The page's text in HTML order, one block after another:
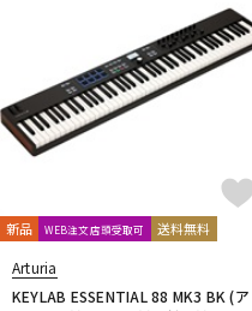
新品 WEB注文店頭受取可 送料無料
Arturia
KEYLAB ESSENTIAL 88 MK3 BK (ア